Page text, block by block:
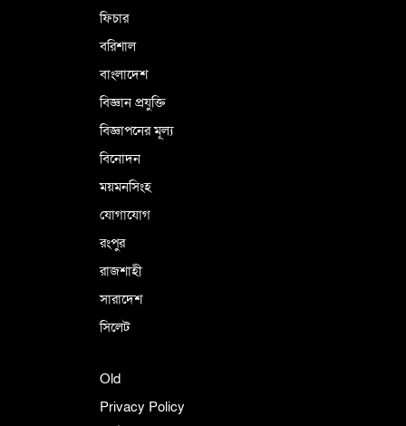
ফিচার
বরিশাল
বাংলাদেশ
বিজ্ঞান প্রযুক্তি
বিজ্ঞাপনের মূল্য
বিনোদন
ময়মনসিংহ
যোগাযোগ
রংপুর
রাজশাহী
সারাদেশ
সিলেট
Old
Privacy Policy